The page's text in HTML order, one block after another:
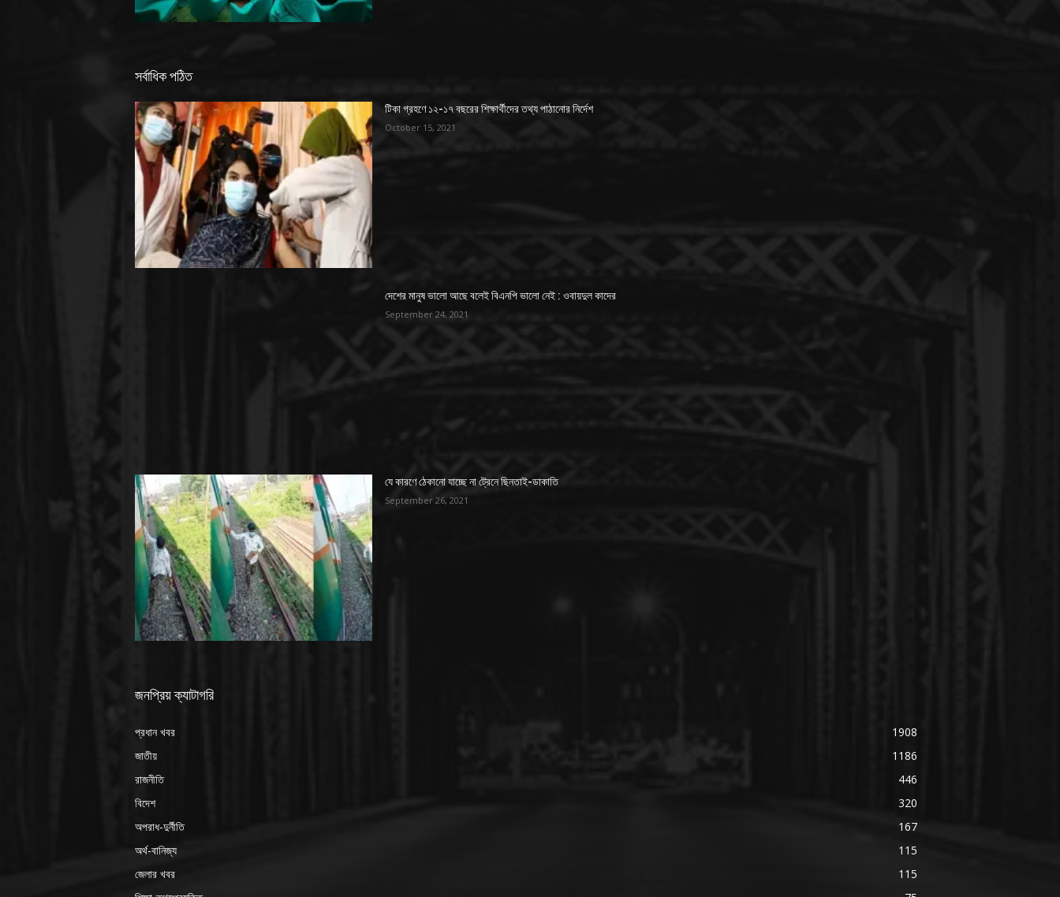
সর্বাধিক পঠিত
টিকা গ্রহণে ১২-১৭ বছরের শিক্ষার্থীদের তথ্য পাঠানোর নির্দেশ
October 15, 2021
দেশের মানুষ ভালো আছে বলেই বিএনপি ভালো নেই : ওবায়দুল কাদের
September 24, 2021
যে কারণে ঠেকানো যাচ্ছে না ট্রেনে ছিনতাই-ডাকাতি
September 26, 2021
জনপ্রিয় ক্যাটাগরি
প্রধান খবর
1908
জাতীয়
1186
রাজনীতি
446
বিদেশ
320
অপরাধ-দুর্নীতি
167
অর্থ-বানিজ্য
115
জেলার খবর
115